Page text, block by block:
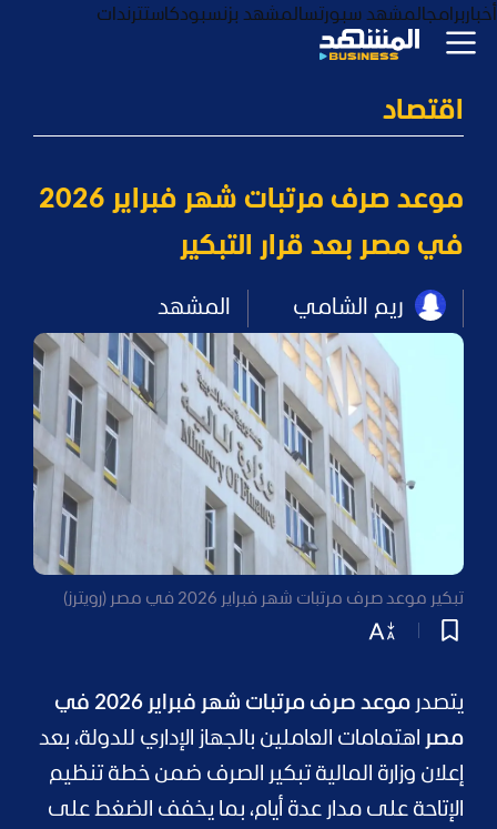
أخبار برامجالمشهد سبورتسالمشهد بزنسبودكاستترندات
اقتصاد
موعد صرف مرتبات شهر فبراير 2026
في مصر بعد قرار التبكير
ريم الشامي المشهد
تبكير موعد صرف مرتبات شهر فبراير 2026 في مصر (رويترز)
يتصدر
موعد صرف مرتبات شهر فبراير 2026 في
مصر
اهتمامات العاملين بالجهاز الإداري للدولة، بعد
إعلان وزارة المالية تبكير الصرف ضمن خطة تنظيم
الإتاحة على مدار عدة أيام، بما يخفف الضغط على